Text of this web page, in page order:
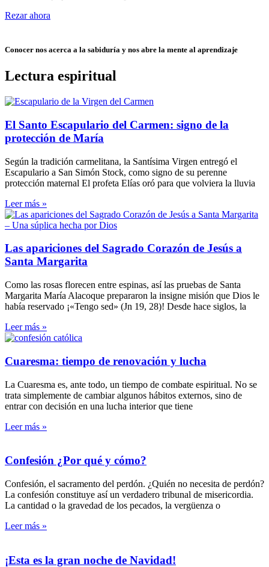
Rezar ahora
Conocer nos acerca a la sabiduría y nos abre la mente al aprendizaje
Lectura espiritual
El Santo Escapulario del Carmen: signo de la
protección de María
Según la tradición carmelitana, la Santísima Virgen entregó el
Escapulario a San Simón Stock, como signo de su perenne
protección maternal El profeta Elías oró para que volviera la lluvia
Leer más »
Las apariciones del Sagrado Corazón de Jesús a
Santa Margarita
Como las rosas florecen entre espinas, así las pruebas de Santa
Margarita María Alacoque prepararon la insigne misión que Dios le
había reservado ¡«Tengo sed» (Jn 19, 28)! Desde hace siglos, la
Leer más »
Cuaresma: tiempo de renovación y lucha
La Cuaresma es, ante todo, un tiempo de combate espiritual. No se
trata simplemente de cambiar algunos hábitos externos, sino de
entrar con decisión en una lucha interior que tiene
Leer más »
Confesión ¿Por qué y cómo?
Confesión, el sacramento del perdón. ¿Quién no necesita de perdón?
La confesión constituye así un verdadero tribunal de misericordia.
La cantidad o la gravedad de los pecados, la vergüenza o
Leer más »
¡Esta es la gran noche de Navidad!